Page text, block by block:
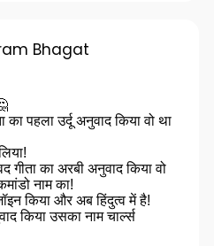
Bhagat
पहला उर्दू अनुवाद किया वो था
गीता का अरबी अनुवाद किया वो
नाम का!
किया और अब हिंदुत्व में है!
किया उसका नाम चार्ल्स